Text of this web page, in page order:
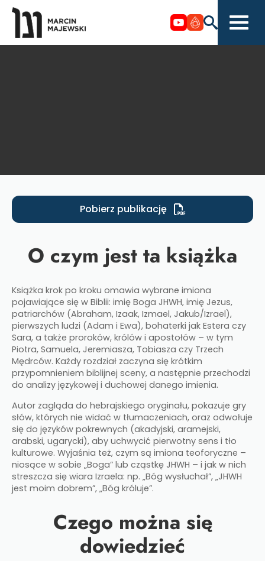
Pobierz publikację
O czym jest ta książka
Książka krok po kroku omawia wybrane imiona
pojawiające się w Biblii: imię Boga JHWH, imię Jezus,
patriarchów (Abraham, Izaak, Izmael, Jakub/Izrael),
pierwszych ludzi (Adam i Ewa), bohaterki jak Estera czy
Sara, a także proroków, królów i apostołów – w tym
Piotra, Samuela, Jeremiasza, Tobiasza czy Trzech
Mędrców. Każdy rozdział zaczyna się krótkim
przypomnieniem biblijnej sceny, a następnie przechodzi
do analizy językowej i duchowej danego imienia.​
Autor zagląda do hebrajskiego oryginału, pokazuje gry
słów, których nie widać w tłumaczeniach, oraz odwołuje
się do języków pokrewnych (akadyjski, aramejski,
arabski, ugarycki), aby uchwycić pierwotny sens i tło
kulturowe. Wyjaśnia też, czym są imiona teoforyczne –
niosące w sobie „Boga” lub cząstkę JHWH – i jak w nich
streszcza się wiara Izraela: np. „Bóg wysłuchał”, „JHWH
jest moim dobrem”, „Bóg króluje”.​
Czego można się
dowiedzieć